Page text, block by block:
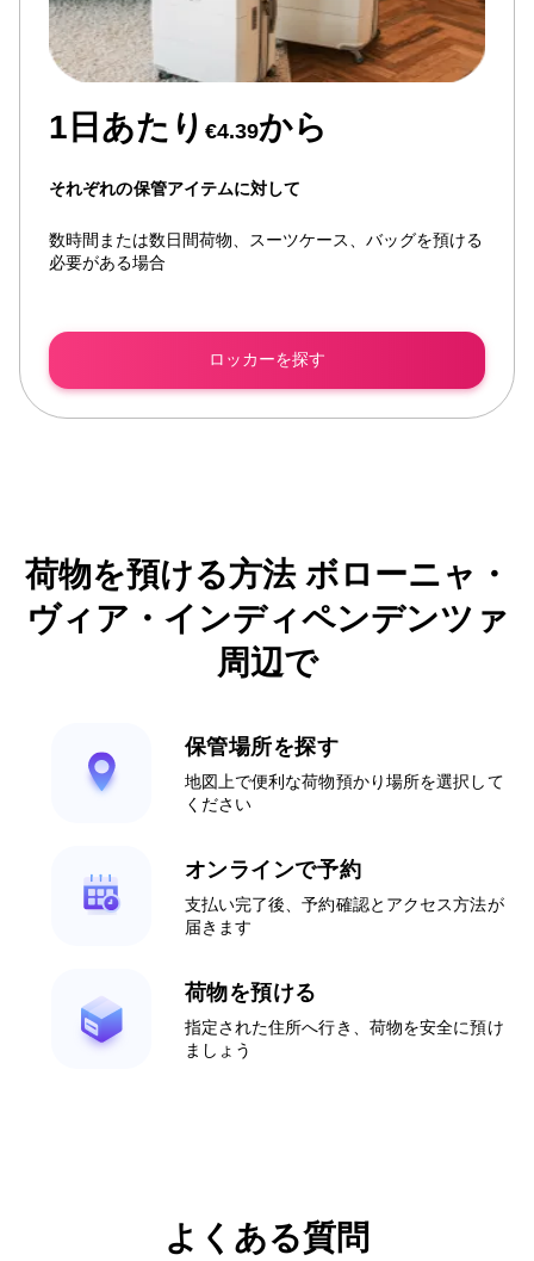
1日あたり €4.39から
それぞれの保管アイテムに対して
数時間または数日間荷物、スーツケース、バッグを預ける
必要がある場合
ロッカーを探す
荷物を預ける方法 ボローニャ・
ヴィア・インディペンデンツァ
周辺で
保管場所を探す
地図上で便利な荷物預かり場所を選択して
ください
オンラインで予約
支払い完了後、予約確認とアクセス方法が
届きます
荷物を預ける
指定された住所へ行き、荷物を安全に預け
ましょう
よくある質問